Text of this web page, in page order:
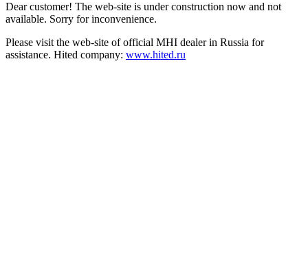
Dear customer! The web-site is under construction now and not
available. Sorry for inconvenience.
Please visit the web-site of official MHI dealer in Russia for
assistance. Hited company: www.hited.ru